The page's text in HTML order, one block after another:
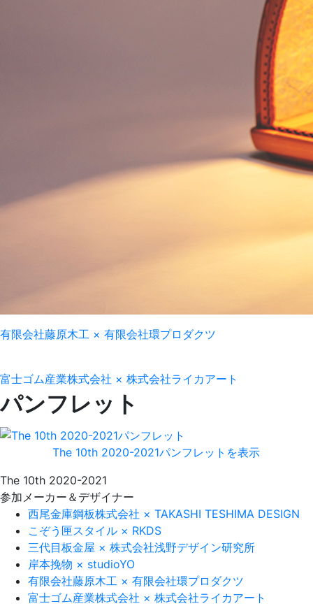
有限会社藤原木工 × 有限会社環プロダクツ
富士ゴム産業株式会社 × 株式会社ライカアート
パンフレット
The 10th 2020-2021パンフレットを表示
The 10th 2020-2021
参加メーカー＆デザイナー
西尾金庫鋼板株式会社 × TAKASHI TESHIMA DESIGN
こぞう匣スタイル × RKDS
三代目板金屋 × 株式会社浅野デザイン研究所
岸本挽物 × studioYO
有限会社藤原木工 × 有限会社環プロダクツ
富士ゴム産業株式会社 × 株式会社ライカアート